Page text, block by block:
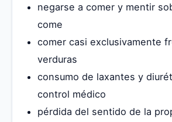
negarse a comer y mentir
come
comer casi exclusivamente
verduras
consumo de laxantes y
control médico
pérdida del sentido de la